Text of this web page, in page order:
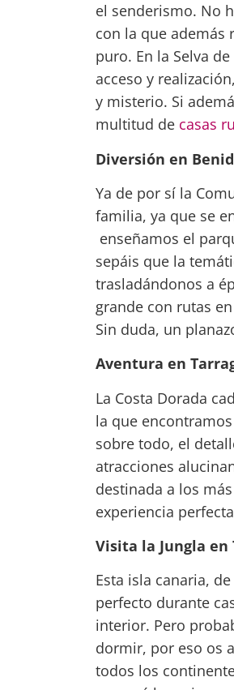
el senderismo. No
con la que además
puro. En la Selva
acceso y
y misterio. Si
multitud decasas
Diversión en
Ya de por sí la
familia, ya que se
enseñamos el
sepáis que la
trasladándonos a
grande con rutas
Sin duda, un
Aventura en
La Costa Dorada
la que
sobre todo, el
atracciones
destinada a los
experiencia
Visita la Jungla en
Esta isla canaria,
perfecto durante
interior. Pero
dormir, por eso os
todos los